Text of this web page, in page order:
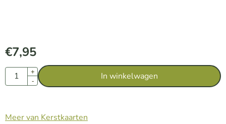
€7,95
Aantal
+
-
In winkelwagen
Meer van Kerstkaarten